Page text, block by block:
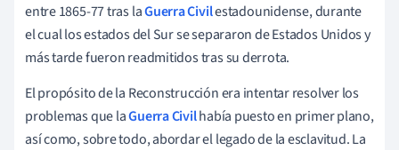
entre 1865-77 tras laGuerra Civilestadounidense, durante
el cual los estados del Sur se separaron de Estados Unidos y
más tarde fueron readmitidos tras su derrota.
El propósito de la Reconstrucción era intentar resolver los
problemas que laGuerra Civilhabía puesto en primer plano,
así como, sobre todo, abordar el legado de la esclavitud. La